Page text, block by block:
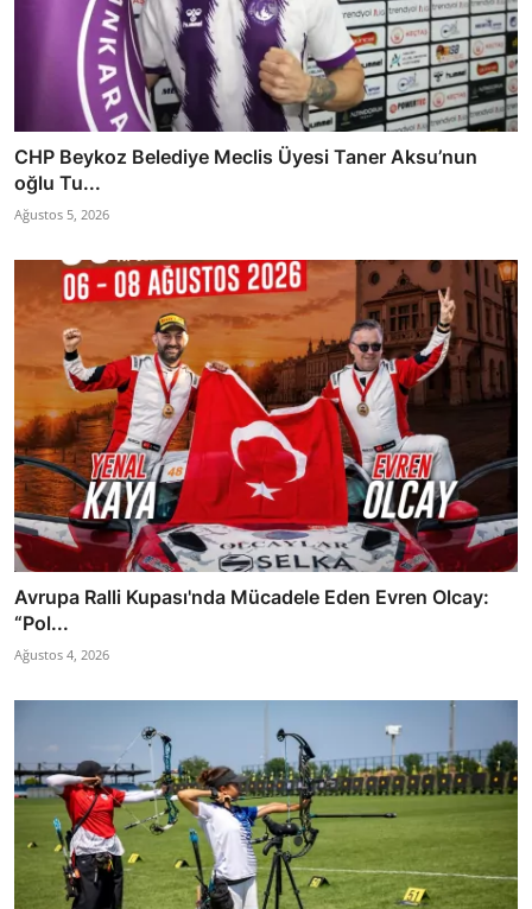
CHP Beykoz Belediye Meclis Üyesi Taner Aksu’nun
oğlu Tu...
Ağustos 5, 2026
Avrupa Ralli Kupası'nda Mücadele Eden Evren Olcay:
“Pol...
Ağustos 4, 2026